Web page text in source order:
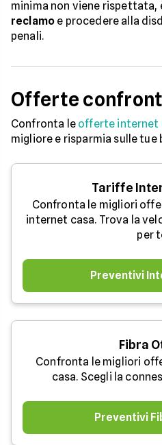
minima non viene rispettata,
reclamo e procedere alla
penali.
Offerte
Confronta le offerte internet
migliore e risparmia sulle tue
Tariffe
Confronta le migliori
internet casa. Trova la
per
Preventivi
Fibra
Confronta le migliori
casa. Scegli la
Preventivi